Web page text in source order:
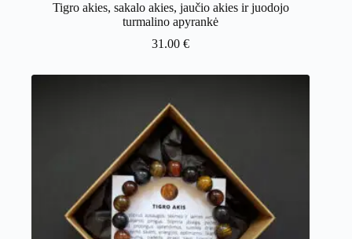
Tigro akies, sakalo akies, jaučio akies ir juodojo
turmalino apyrankė
31.00€